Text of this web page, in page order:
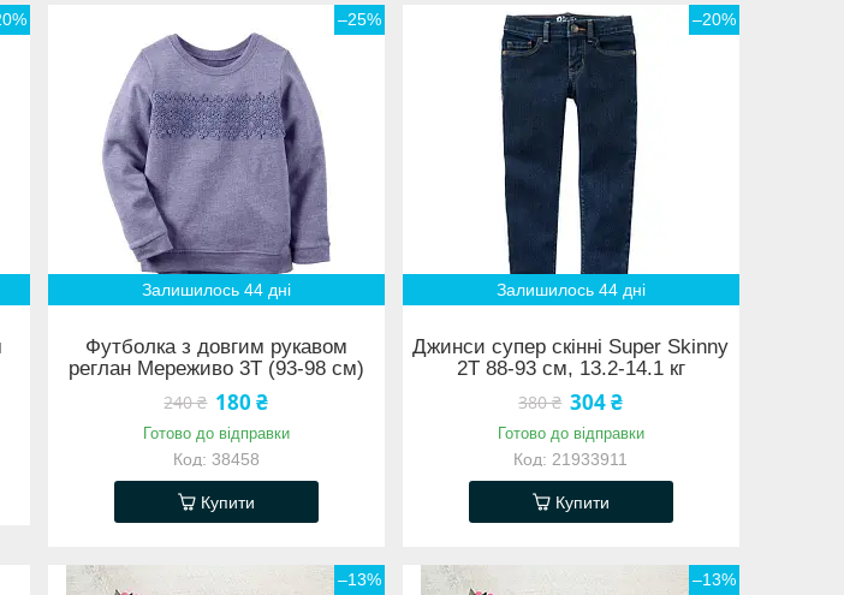
–25%
Залишилось 44 дні
Футболка з довгим рукавом
реглан Мереживо 3Т (93-98 см)
240 ₴ 180 ₴
Готово до відправки
38458
Купити
–20%
Залишилось 44 дні
Джинси супер скінні Super Skinny
2Т 88-93 см, 13.2-14.1 кг
380 ₴ 304 ₴
Готово до відправки
21933911
Купити
–13% –13%